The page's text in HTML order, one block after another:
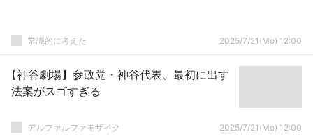
常識的に考えた 2025/7/21(Mo) 12:00
【神谷劇場】参政党・神谷代表、最初に出す
法案がスゴすぎる
アルファルファモザイク 2025/7/21(Mo) 12:00